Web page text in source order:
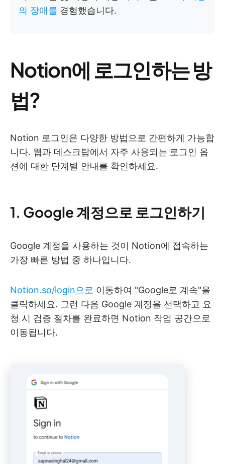
의 장애를 경험했습니다.
Notion에 로그인하는 방
법?
Notion 로그인은 다양한 방법으로 간편하게 가능합
니다. 웹과 데스크탑에서 자주 사용되는 로그인 옵
션에 대한 단계별 안내를 확인하세요.
1. Google 계정으로 로그인하기
Google 계정을 사용하는 것이 Notion에 접속하는
가장 빠른 방법 중 하나입니다.
Notion.so/login으로 이동하여 "Google로 계속"을
클릭하세요. 그런 다음 Google 계정을 선택하고 요
청 시 검증 절차를 완료하면 Notion 작업 공간으로
이동됩니다.